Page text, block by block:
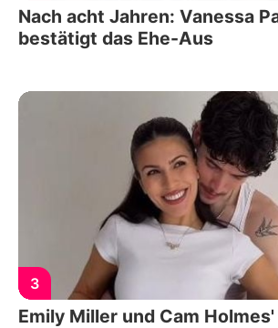
Nach acht Jahren: Vanessa
bestätigt das Ehe-Aus
3
Emily Miller und Cam